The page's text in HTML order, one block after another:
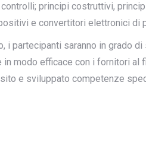
principi costruttivi,
e convertitori elettronici di
i partecipanti saranno in grado
in modo efficace con i fornitori
e sviluppato competenze